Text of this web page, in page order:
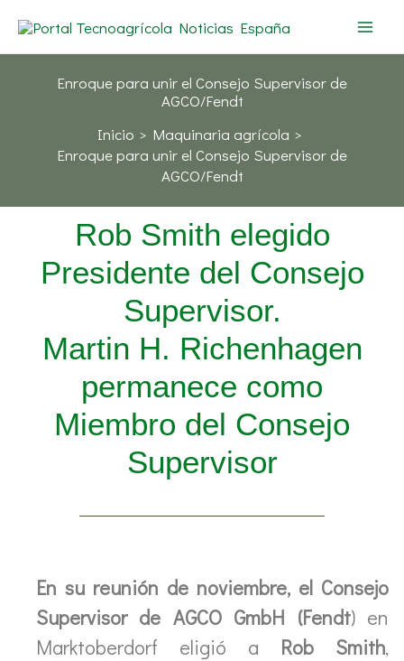
contenido
Enroque para unir el Consejo Supervisor de
AGCO/Fendt
Inicio
Maquinaria agrícola
Enroque para unir el Consejo Supervisor de
AGCO/Fendt
Rob Smith elegido
Presidente del Consejo
Supervisor.
Martin H. Richenhagen
permanece como
Miembro del Consejo
Supervisor
En su reunión de noviembre, el Consejo
Supervisor de AGCO GmbH (Fendt) en
Marktoberdorf eligió a Rob Smith,